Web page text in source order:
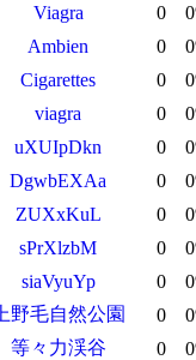
Viagra 0 0
Ambien 0 0
Cigarettes 0 0
viagra 0 0
uXUIpDkn 0 0
DgwbEXAa 0 0
ZUXxKuL 0 0
sPrXlzbM 0 0
siaVyuYp 0 0
上野毛自然公園 0 0
等々力渓谷 0 0